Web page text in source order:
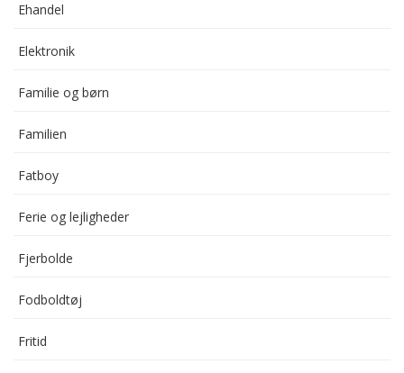
Ehandel
Elektronik
Familie og børn
Familien
Fatboy
Ferie og lejligheder
Fjerbolde
Fodboldtøj
Fritid